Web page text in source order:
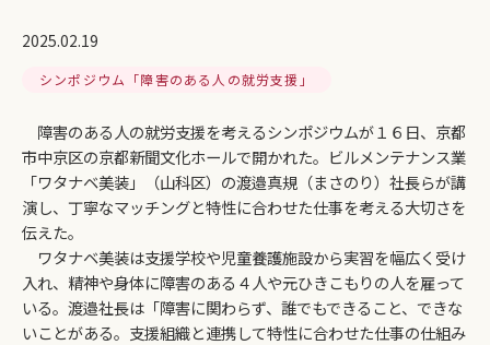
2025.02.19
シンポジウム「障害のある人の就労支援」
障害のある人の就労支援を考えるシンポジウムが１６日、京都
市中京区の京都新聞文化ホールで開かれた。ビルメンテナンス業
「ワタナベ美装」（山科区）の渡邉真規（まさのり）社長らが講
演し、丁寧なマッチングと特性に合わせた仕事を考える大切さを
伝えた。
ワタナベ美装は支援学校や児童養護施設から実習を幅広く受け
入れ、精神や身体に障害のある４人や元ひきこもりの人を雇って
いる。渡邉社長は「障害に関わらず、誰でもできること、できな
いことがある。支援組織と連携して特性に合わせた仕事の仕組み